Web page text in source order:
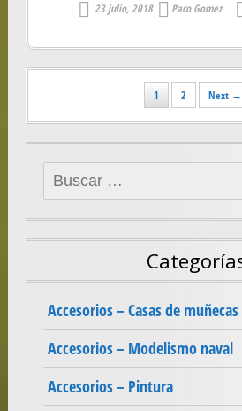
23 julio, 2018 Paco Gomez
1 2 Next →
Buscar:
Accesorios – Casas de muñecas
Accesorios – Modelismo naval
Accesorios – Pintura